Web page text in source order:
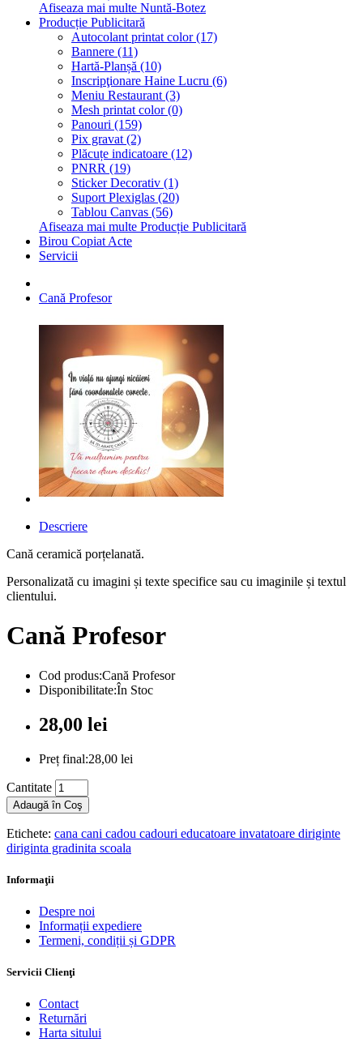
Afiseaza mai multe Nuntă-Botez
Producție Publicitară
Autocolant printat color (17)
Bannere (11)
Hartă-Planșă (10)
Inscripţionare Haine Lucru (6)
Meniu Restaurant (3)
Mesh printat color (0)
Panouri (159)
Pix gravat (2)
Plăcuțe indicatoare (12)
PNRR (19)
Sticker Decorativ (1)
Suport Plexiglas (20)
Tablou Canvas (56)
Afiseaza mai multe Producție Publicitară
Birou Copiat Acte
Servicii
Cană Profesor
Descriere
Cană ceramică porțelanată.
Personalizată cu imagini și texte specifice sau cu imaginile și textul
clientului.
Cană Profesor
Cod produs:Cană Profesor
Disponibilitate:În Stoc
28,00 lei
Preț final:28,00 lei
Cantitate
Adaugă în Coş
Etichete: cana cani cadou cadouri educatoare invatatoare diriginte
diriginta gradinita scoala
Informaţii
Despre noi
Informații expediere
Termeni, condiții și GDPR
Servicii Clienţi
Contact
Returnări
Harta sitului